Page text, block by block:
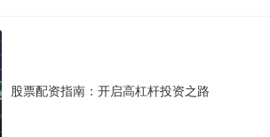
股票配资指南：开启高杠杆投资之路